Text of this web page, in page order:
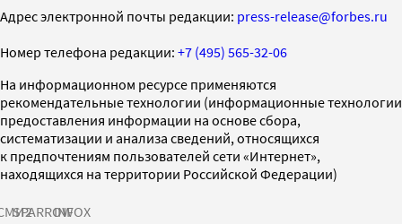
Адрес электронной почты редакции: press-release@forbes.ru
Номер телефона редакции: +7 (495) 565-32-06
На информационном ресурсе применяются
рекомендательные технологии (информационные технологии
предоставления информации на основе сбора,
систематизации и анализа сведений, относящихся
к предпочтениям пользователей сети «Интернет»,
находящихся на территории Российской Федерации)
SPARROWINFOX